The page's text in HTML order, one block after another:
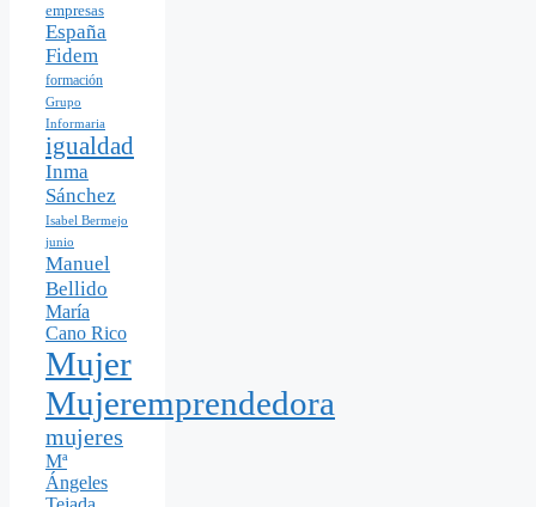
empresas
España
Fidem
formación
Grupo
Informaria
igualdad
Inma
Sánchez
Isabel Bermejo
junio
Manuel
Bellido
María
Cano Rico
Mujer
Mujeremprendedora
mujeres
Mª
Ángeles